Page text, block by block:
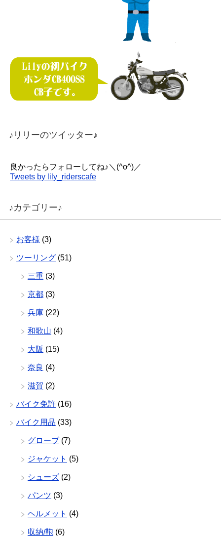
♪リリーのツイッター♪
良かったらフォローしてね♪＼(^o^)／
Tweets by lily_riderscafe
♪カテゴリー♪
お客様 (3)
ツーリング (51)
三重 (3)
京都 (3)
兵庫 (22)
和歌山 (4)
大阪 (15)
奈良 (4)
滋賀 (2)
バイク免許 (16)
バイク用品 (33)
グローブ (7)
ジャケット (5)
シューズ (2)
パンツ (3)
ヘルメット (4)
収納/鞄 (6)